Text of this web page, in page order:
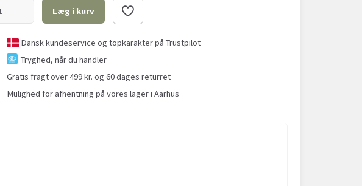
Læg i kurv
Dansk kundeservice og topkarakter på Trustpilot
Tryghed, når du handler
Gratis fragt over 499 kr. og 60 dages returret
Mulighed for afhentning på vores lager i Aarhus